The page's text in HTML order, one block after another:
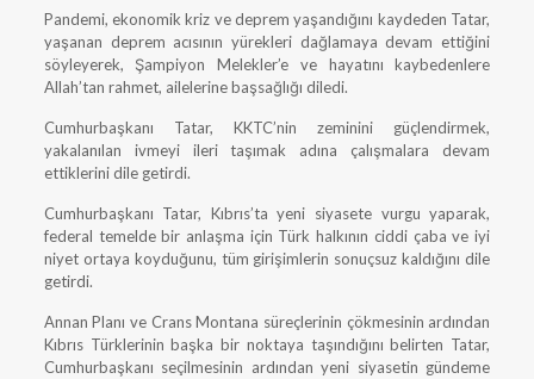
Pandemi, ekonomik kriz ve deprem yaşandığını kaydeden Tatar,
yaşanan deprem acısının yürekleri dağlamaya devam ettiğini
söyleyerek, Şampiyon Melekler’e ve hayatını kaybedenlere
Allah’tan rahmet, ailelerine başsağlığı diledi.
Cumhurbaşkanı Tatar, KKTC’nin zeminini güçlendirmek,
yakalanılan ivmeyi ileri taşımak adına çalışmalara devam
ettiklerini dile getirdi.
Cumhurbaşkanı Tatar, Kıbrıs’ta yeni siyasete vurgu yaparak,
federal temelde bir anlaşma için Türk halkının ciddi çaba ve iyi
niyet ortaya koyduğunu, tüm girişimlerin sonuçsuz kaldığını dile
getirdi.
Annan Planı ve Crans Montana süreçlerinin çökmesinin ardından
Kıbrıs Türklerinin başka bir noktaya taşındığını belirten Tatar,
Cumhurbaşkanı seçilmesinin ardından yeni siyasetin gündeme